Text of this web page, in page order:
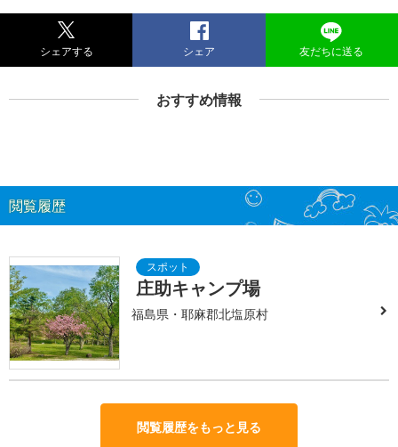
シェアする シェア 友だちに送る
おすすめ情報
閲覧履歴
庄助キャンプ場
福島県・耶麻郡北塩原村
閲覧履歴をもっと見る